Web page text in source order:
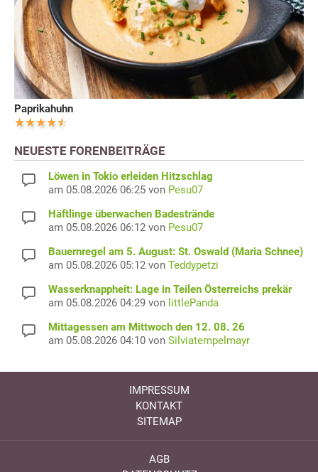
Paprikahuhn
NEUESTE FORENBEITRÄGE
Löwen in Tokio erleiden Hitzschlag
am 05.08.2026 06:25 von Pesu07
Häftlinge überwachen Badestrände
am 05.08.2026 06:12 von Pesu07
Bauernregel am 5. August: St. Oswald (Maria Schnee)
am 05.08.2026 05:12 von Teddypetzi
Wasserknappheit: Lage in Teilen Österreichs prekär
am 05.08.2026 04:29 von littlePanda
Mittagessen am Mittwoch den 12. 08. 26
am 05.08.2026 04:10 von Silviatempelmayr
IMPRESSUM
KONTAKT
SITEMAP
AGB